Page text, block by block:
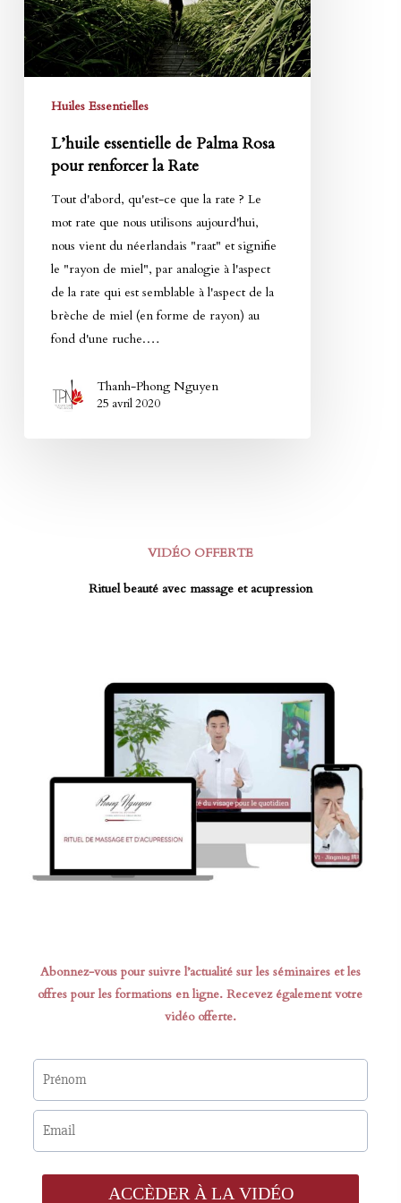
pour
renforcer
la
Rate
Huiles Essentielles
L’huile essentielle de Palma Rosa
pour renforcer la Rate
Tout d'abord, qu'est-ce que la rate ? Le
mot rate que nous utilisons aujourd'hui,
nous vient du néerlandais "raat" et signifie
le "rayon de miel", par analogie à l'aspect
de la rate qui est semblable à l'aspect de la
brèche de miel (en forme de rayon) au
fond d'une ruche.…
Thanh-Phong Nguyen
25 avril 2020
VIDÉO OFFERTE
Rituel beauté avec massage et acupression
Abonnez-vous pour suivre l’actualité sur les séminaires et les
offres pour les formations en ligne. Recevez également votre
vidéo offerte.